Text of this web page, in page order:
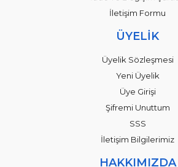
İletişim Formu
ÜYELİK
Üyelik Sözleşmesi
Yeni Üyelik
Üye Girişi
Şifremi Unuttum
SSS
İletişim Bilgilerimiz
HAKKIMIZDA